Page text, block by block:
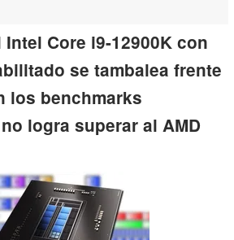
Core i9-12900K con
se tambalea frente
los benchmarks
logra superar al AMD